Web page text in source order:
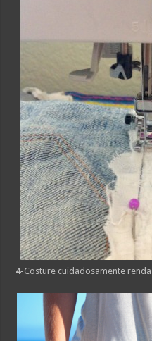
4-Costure cuidadosamente